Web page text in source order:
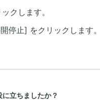
クします。
停止] をクリックします。
立ちましたか？